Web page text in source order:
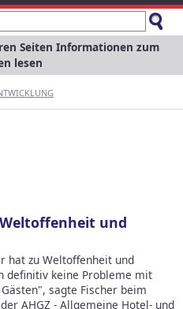
Seiten Informationen zum
lesen
und
hat zu Weltoffenheit und
definitiv keine Probleme mit
sagte Fischer beim
AHGZ - Allgemeine Hotel- und